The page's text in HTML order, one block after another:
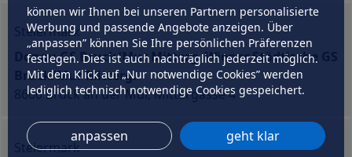
können wir Ihnen bei unseren Partnern personalisierte
Werbung und passende Angebote anzeigen. Über
„anpassen” können Sie Ihre persönlichen Präferenzen
festlegen. Dies ist auch nachträglich jederzeit möglich.
Mit dem Klick auf „Nur notwendige Cookies” werden
lediglich technisch notwendige Cookies gespeichert.
anpassen geht klar
Steiermark
Donau GS Bruck/Mur Mitterg. Wiener Städtische GS
Bruck/Mur Mitterg.
8600 Bruck an der Mur, Mittergasse 4
Steiermark